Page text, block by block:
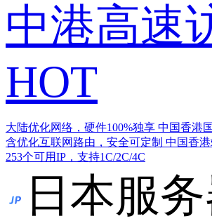
中港高速
HOT
大陆优化网络，硬件100%独享 中国香港
含优化互联网路由，安全可定制 中国香
253个可用IP，支持1C/2C/4C
日本服